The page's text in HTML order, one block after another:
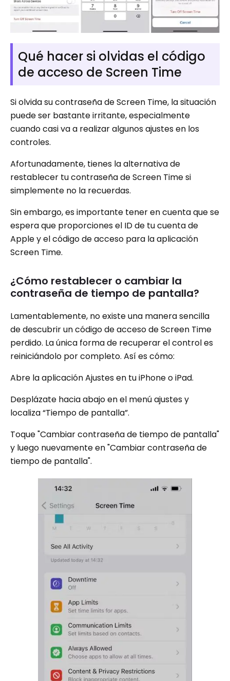
Qué hacer si olvidas el código
de acceso de Screen Time
Si olvida su contraseña de Screen Time, la situación
puede ser bastante irritante, especialmente
cuando casi va a realizar algunos ajustes en los
controles.
Afortunadamente, tienes la alternativa de
restablecer tu contraseña de Screen Time si
simplemente no la recuerdas.
Sin embargo, es importante tener en cuenta que se
espera que proporciones el ID de tu cuenta de
Apple y el código de acceso para la aplicación
Screen Time.
¿Cómo restablecer o cambiar la
contraseña de tiempo de pantalla?
Lamentablemente, no existe una manera sencilla
de descubrir un código de acceso de Screen Time
perdido. La única forma de recuperar el control es
reiniciándolo por completo. Así es cómo:
Abre la aplicación Ajustes en tu iPhone o iPad.
Desplázate hacia abajo en el menú ajustes y
localiza “Tiempo de pantalla”.
Toque "Cambiar contraseña de tiempo de pantalla"
y luego nuevamente en "Cambiar contraseña de
tiempo de pantalla".